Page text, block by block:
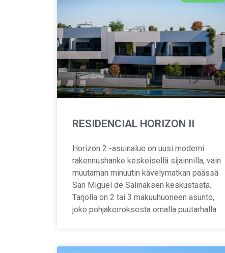
RESIDENCIAL HORIZON II
Horizon 2 -asuinalue on uusi moderni
rakennushanke keskeisellä sijainnilla, vain
muutaman minuutin kävelymatkan päässä
San Miguel de Salinaksen keskustasta.
Tarjolla on 2 tai 3 makuuhuoneen asunto,
joko pohjakerroksesta omalla puutarhalla